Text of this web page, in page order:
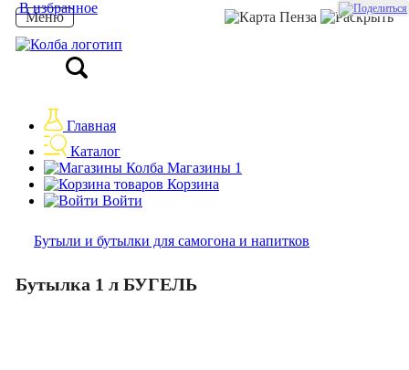
Меню Пенза
Главная
Каталог
Магазины 1
Корзина
Войти
Бутыли и бутылки для самогона и напитков
Бутылка 1 л БУГЕЛЬ
В избранное